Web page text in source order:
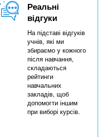
Реальні
відгуки
На підставі відгуків
учнів, які ми
збираємо у кожного
після навчання,
складаються
рейтинги
навчальних
закладів, щоб
допомогти іншим
при виборі курсів.